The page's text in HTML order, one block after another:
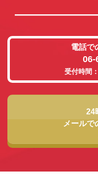
電話で
06-
受付時間
24
メールで